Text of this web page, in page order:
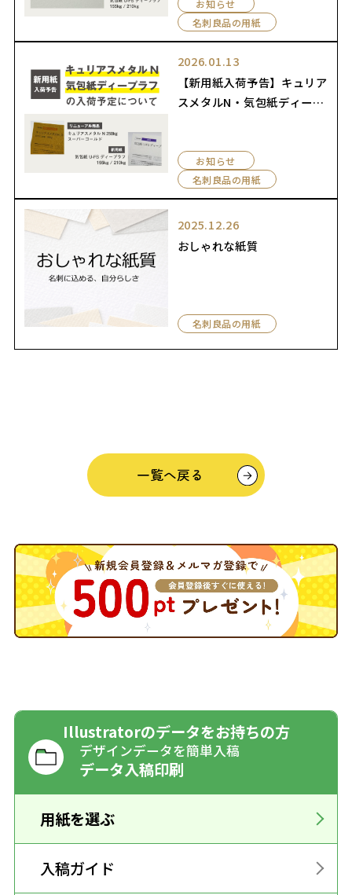
Illustratorのデータをお持ちの方
デザインデータを簡単入稿
データ入稿印刷
用紙を選ぶ
入稿ガイド
お知らせ
名刺良品の用紙
2026.01.13
【新用紙入荷予告】キュリア
スメタルN・気包紙ディープ
お知らせ
名刺良品の用紙
2025.12.26
おしゃれな紙質
名刺良品の用紙
一覧へ戻る